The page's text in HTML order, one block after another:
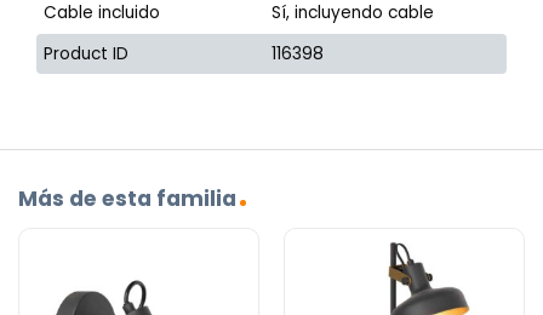
Cable incluido
Sí, incluyendo cable
Product ID
116398
Más de esta familia